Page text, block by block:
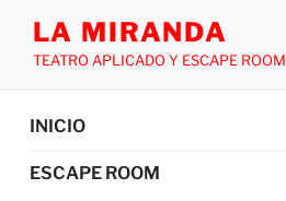
LA MIRANDA
TEATRO APLICADO Y ESCAPE ROOM
INICIO
ESCAPE ROOM